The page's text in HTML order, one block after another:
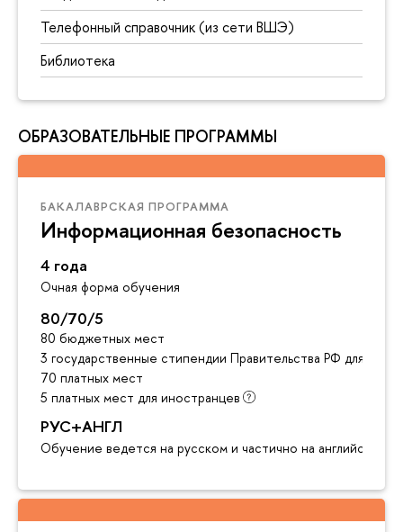
Телефонный справочник (из сети ВШЭ)
Библиотека
ОБРАЗОВАТЕЛЬНЫЕ ПРОГРАММЫ
БАКАЛАВРСКАЯ ПРОГРАММА
Информационная безопасность
4 года
Очная форма обучения
80/70/5
80 бюджетных мест
3 государственные стипендии Правительства РФ для
70 платных мест
5 платных мест для иностранцев
РУС+АНГЛ
Обучение ведется на русском и частично на английском